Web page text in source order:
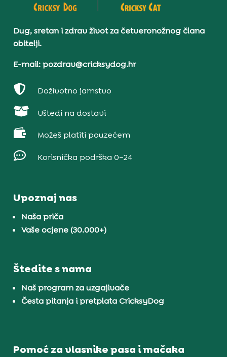
Dug, sretan i zdrav život za četveronožnog člana
obitelji.
E-mail: pozdrav@cricksydog.hr
 Doživotno jamstvo
 Uštedi na dostavi
 Možeš platiti pouzećem
 Korisnička podrška 0–24
Upoznaj nas
Naša priča
Vaše ocjene (30.000+)
Štedite s nama
Naš program za uzgajivače
Česta pitanja i pretplata CricksyDog
Pomoć za vlasnike pasa i mačaka